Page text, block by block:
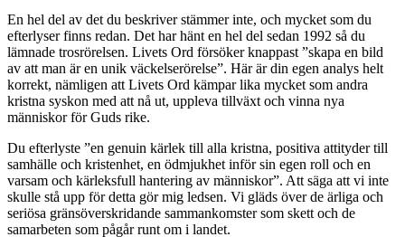
En hel del av det du beskriver stämmer inte, och mycket som du
efterlyser finns redan. Det har hänt en hel del sedan 1992 så du
lämnade trosrörelsen. Livets Ord försöker knappast ”skapa en bild
av att man är en unik väckelserörelse”. Här är din egen analys helt
korrekt, nämligen att Livets Ord kämpar lika mycket som andra
kristna syskon med att nå ut, uppleva tillväxt och vinna nya
människor för Guds rike.
Du efterlyste ”en genuin kärlek till alla kristna, positiva attityder till
samhälle och kristenhet, en ödmjukhet inför sin egen roll och en
varsam och kärleksfull hantering av människor”. Att säga att vi inte
skulle stå upp för detta gör mig ledsen. Vi gläds över de ärliga och
seriösa gränsöverskridande sammankomster som skett och de
samarbeten som pågår runt om i landet.